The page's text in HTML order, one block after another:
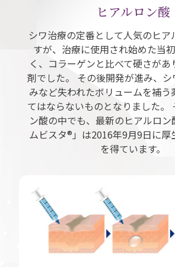
ヒアルロン酸
シワ治療の定番として人気のヒア
すが、治療に使用され始めた当
く、コラーゲンと比べて硬さが
剤でした。 その後開発が進み、
みなど失われたボリュームを補う
てはならないものとなりました。
ン酸の中でも、最新のヒアルロン
ムビスタ®」は2016年9月9日に厚
を得ています。